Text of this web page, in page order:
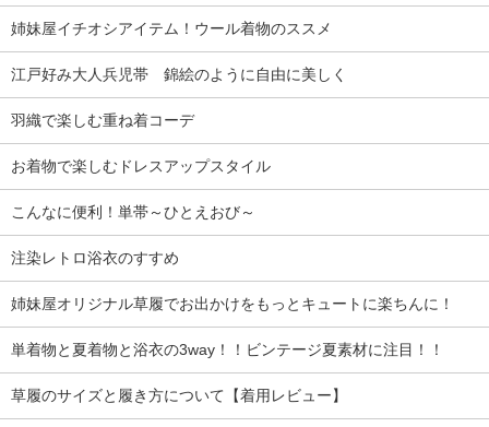
姉妹屋イチオシアイテム！ウール着物のススメ
江戸好み大人兵児帯 錦絵のように自由に美しく
羽織で楽しむ重ね着コーデ
お着物で楽しむドレスアップスタイル
こんなに便利！単帯～ひとえおび～
注染レトロ浴衣のすすめ
姉妹屋オリジナル草履でお出かけをもっとキュートに楽ちんに！
単着物と夏着物と浴衣の3way！！ビンテージ夏素材に注目！！
草履のサイズと履き方について【着用レビュー】